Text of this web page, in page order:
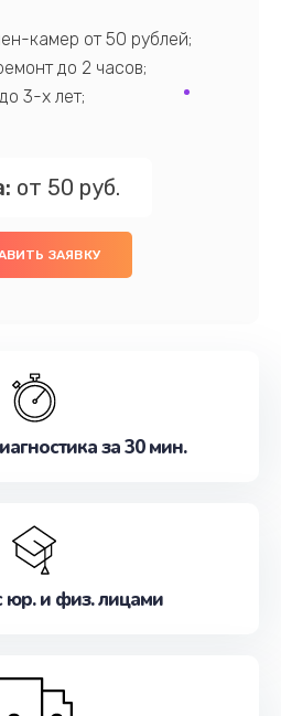
камер от 50 рублей;
до 2 часов;
3-х лет;
от 50 руб.
ЗАЯВКУ
за 30 мин.
юр. и физ. лицами